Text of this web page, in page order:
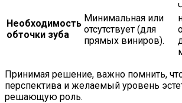
Необходимость
обточки зуба
Минимальная или
отсутствует (для
прямых виниров).
Принимая решение, важно помнить,
перспектива и желаемый уровень
решающую роль.